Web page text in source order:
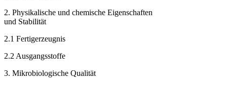
2. Physikalische und chemische Eigenschaften
und Stabilität
2.1 Fertigerzeugnis
2.2 Ausgangsstoffe
3. Mikrobiologische Qualität